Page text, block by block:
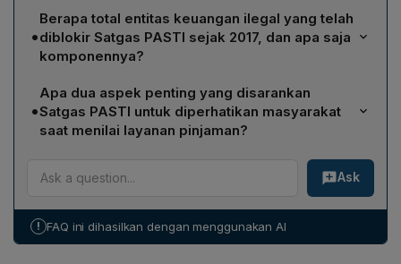
OJK memblokir 537 platform yang tergolong pinjol
ilegal selama Februari–Maret 2024, termasuk sebagian
pinjaman pribadi untuk total 585 entitas yang diblokir
pada periode tersebut.
•
Berapa total entitas keuangan ilegal yang telah
diblokir Satgas PASTI sejak 2017, dan apa saja
komponennya?
Sejak 2017, Satgas PASTI telah memblokir 9.062 entitas
keuangan ilegal, yang terdiri atas 1.235 investasi ilegal,
7.576 pinjol ilegal dan pinjaman pribadi, serta 251
layanan gadai ilegal.
•
Apa dua aspek penting yang disarankan
Satgas PASTI untuk diperhatikan masyarakat
saat menilai layanan pinjaman?
Satgas PASTI menekankan dua aspek: Legal, yaitu
memastikan produk atau layanan memiliki izin usaha
resmi dari otoritas yang berwenang; dan Logis, yaitu
masuk akal dan realistis.
Ask
! FAQ ini dihasilkan dengan menggunakan AI